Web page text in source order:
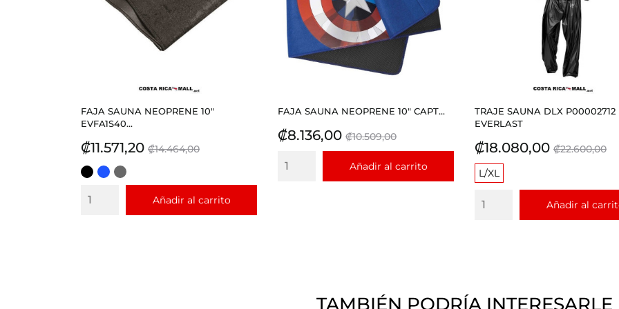
FAJA SAUNA NEOPRENE 10"
EVFA1S40...
Precio
₡11.571,20 Precio
₡14.464,00
NEGRO
AZULGRIS
Añadir al carrito
FAJA SAUNA NEOPRENE 10" CAPT...
Precio
₡8.136,00 Precio
base
₡10.509,00
Añadir al carrito
TRAJE SAUNA DLX P00002712
EVERLAST
Precio
₡18.080,00 Precio
₡22.600,00
L/XL
Añadir al
TAMBIÉN PODRÍA INTERESARLE